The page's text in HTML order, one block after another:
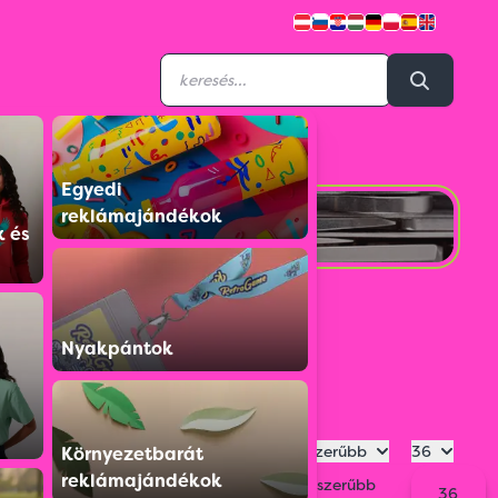
és
Egyedi
reklámajándékok
Nyakpántok
Környezetbarát
reklámajándékok
Bicskák
Legnépszerűbb
Legnépszerűbb
36
36